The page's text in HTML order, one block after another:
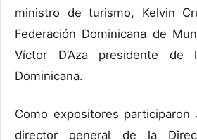
ministro de turismo, Kelvin
Federación Dominicana de
Víctor D’Aza presidente de
Dominicana.
Como expositores participaron
director general de la